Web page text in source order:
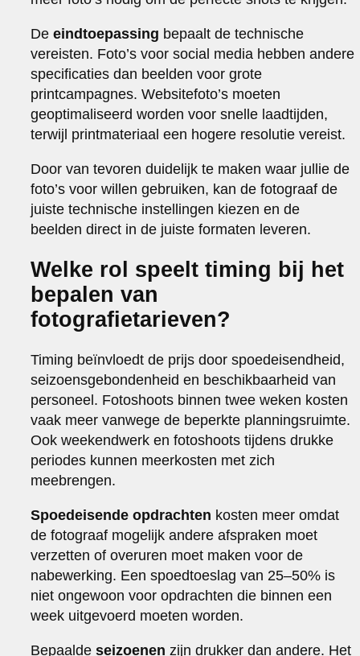
Deeindtoepassing bepaalt de technische
vereisten. Foto’s voor social media hebben andere
specificaties dan beelden voor grote
printcampagnes. Websitefoto’s moeten
geoptimaliseerd worden voor snelle laadtijden,
terwijl printmateriaal een hogere resolutie vereist.
Door van tevoren duidelijk te maken waar jullie de
foto’s voor willen gebruiken, kan de fotograaf de
juiste technische instellingen kiezen en de
beelden direct in de juiste formaten leveren.
Welke rol speelt timing bij het
bepalen van
fotografietarieven?
Timing beïnvloedt de prijs door spoedeisendheid,
seizoensgebondenheid en beschikbaarheid van
personeel. Fotoshoots binnen twee weken kosten
vaak meer vanwege de beperkte planningsruimte.
Ook weekendwerk en fotoshoots tijdens drukke
periodes kunnen meerkosten met zich
meebrengen.
Spoedeisende opdrachten kosten meer omdat
de fotograaf mogelijk andere afspraken moet
verzetten of overuren moet maken voor de
nabewerking. Een spoedtoeslag van 25–50% is
niet ongewoon voor opdrachten die binnen een
week uitgevoerd moeten worden.
Bepaaldeseizoenen zijn drukker dan andere. Het